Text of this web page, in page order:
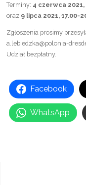
Terminy: 4 czerwca 2021,
oraz 9 lipca 2021, 17.00-
Zgłoszenia prosimy
a.lebiedzka@polonia-
Udział bezpłatny.
Facebook
WhatsApp